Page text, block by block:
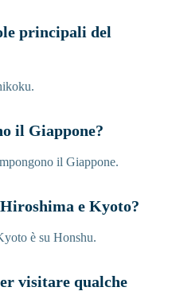
principali del
il Giappone?
il Giappone.
e Kyoto?
è su Honshu.
visitare qualche